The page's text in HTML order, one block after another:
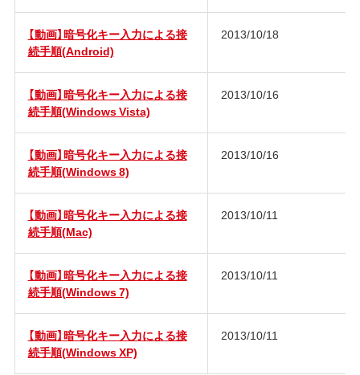
【動画】暗号化キー入力による接
続手順(Android)
2013/10/18
【動画】暗号化キー入力による接
続手順(Windows Vista)
2013/10/16
【動画】暗号化キー入力による接
続手順(Windows 8)
2013/10/16
【動画】暗号化キー入力による接
続手順(Mac)
2013/10/11
【動画】暗号化キー入力による接
続手順(Windows 7)
2013/10/11
【動画】暗号化キー入力による接
続手順(Windows XP)
2013/10/11